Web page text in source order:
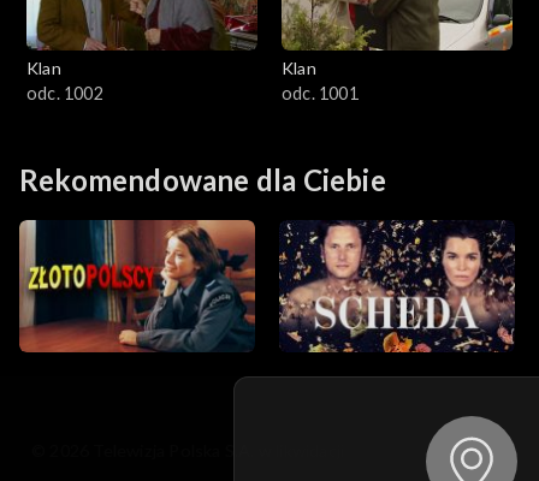
Klan
odc. 1002
Klan
odc. 1001
Rekomendowane dla Ciebie